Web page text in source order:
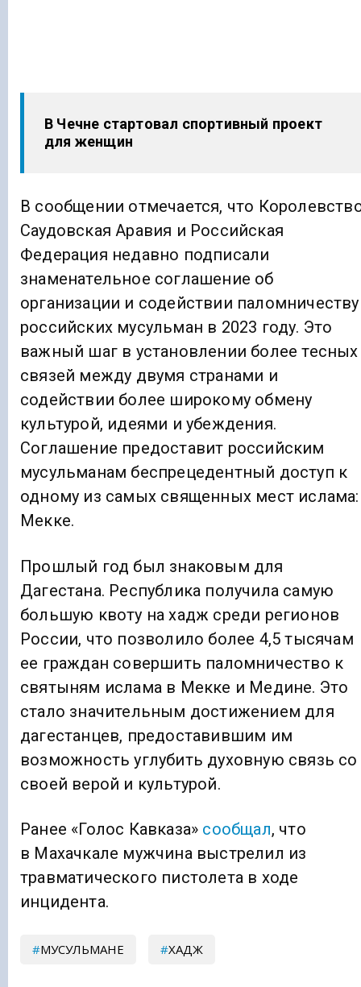
В Чечне стартовал спортивный проект
для женщин
В сообщении отмечается, что
Саудовская Аравия и Российская
Федерация недавно подписали
знаменательное соглашение об
организации и содействии паломничеству
российских мусульман в 2023 году. Это
важный шаг в установлении более тесных
связей между двумя странами и
содействии более широкому обмену
культурой, идеями и убеждения.
Соглашение предоставит российским
мусульманам беспрецедентный доступ к
одному из самых священных мест ислама:
Мекке.
Прошлый год был знаковым для
Дагестана. Республика получила самую
большую квоту на хадж среди регионов
России, что позволило более 4,5 тысячам
ее граждан совершить паломничество к
святыням ислама в Мекке и Медине. Это
стало значительным достижением для
дагестанцев, предоставившим им
возможность углубить духовную связь со
своей верой и культурой.
Ранее «Голос Кавказа» сообщал, что
в Махачкале мужчина выстрелил из
травматического пистолета в ходе
инцидента.
МУСУЛЬМАНЕ ХАДЖ